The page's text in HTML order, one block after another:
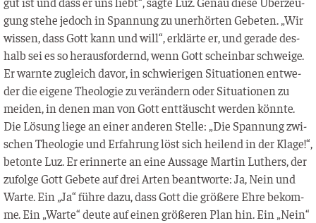
gung ste­he jedoch in Span­nung zu uner­hör­ten Gebe­ten. „Wir
wis­sen, dass Gott kann und will“, erklär­te er, und gera­de des­
halb sei es so her­aus­for­dernd, wenn Gott schein­bar schwei­ge.
Er warn­te zugleich davor, in schwie­ri­gen Situa­tio­nen ent­we­
der die eige­ne Theo­lo­gie zu ver­än­dern oder Situa­tio­nen zu
mei­den, in denen man von Gott ent­täuscht wer­den könn­te.
Die Lösung lie­ge an einer ande­ren Stel­le: „Die Span­nung zwi­
schen Theo­lo­gie und Erfah­rung löst sich hei­lend in der Kla­ge!“,
beton­te Luz. Er erin­ner­te an eine Aus­sa­ge Mar­tin Luthers, der
zufol­ge Gott Gebe­te auf drei Arten beant­wor­te: Ja, Nein und
War­te. Ein „Ja“ füh­re dazu, dass Gott die grö­ße­re Ehre bekom­
me. Ein „War­te“ deu­te auf einen grö­ße­ren Plan hin. Ein „Nein“